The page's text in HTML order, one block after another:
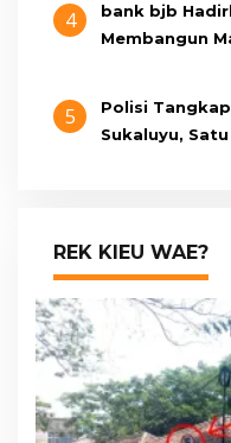
4
bank bjb
Membangun
5
Polisi
Sukaluyu,
REK KIEU WAE?